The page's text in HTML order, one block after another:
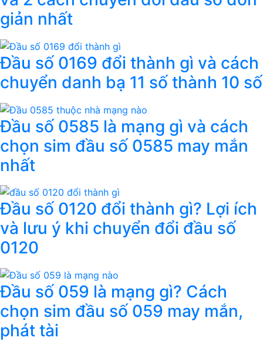
giản nhất
Đầu số 0169 đổi thành gì và cách
chuyển danh bạ 11 số thành 10 số
Đầu số 0585 là mạng gì và cách
chọn sim đầu số 0585 may mắn
nhất
Đầu số 0120 đổi thành gì? Lợi ích
và lưu ý khi chuyển đổi đầu số
0120
Đầu số 059 là mạng gì? Cách
chọn sim đầu số 059 may mắn,
phát tài